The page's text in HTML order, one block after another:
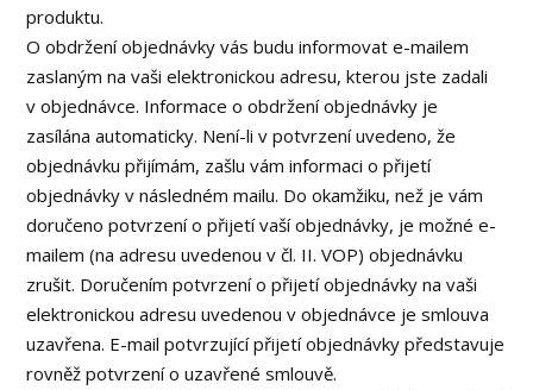
produktu.
O obdržení objednávky vás budu informovat e-mailem
zaslaným na vaši elektronickou adresu, kterou jste zadali
v objednávce. Informace o obdržení objednávky je
zasílána automaticky. Není-li v potvrzení uvedeno, že
objednávku přijímám, zašlu vám informaci o přijetí
objednávky v následném mailu. Do okamžiku, než je vám
doručeno potvrzení o přijetí vaší objednávky, je možné e-
mailem (na adresu uvedenou v čl. II. VOP) objednávku
zrušit. Doručením potvrzení o přijetí objednávky na vaši
elektronickou adresu uvedenou v objednávce je smlouva
uzavřena. E-mail potvrzující přijetí objednávky představuje
rovněž potvrzení o uzavřené smlouvě.